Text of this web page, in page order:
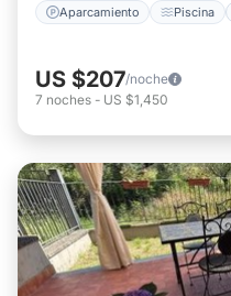
Aparcamiento Piscina
US $207/noche
7 noches - US $1,450